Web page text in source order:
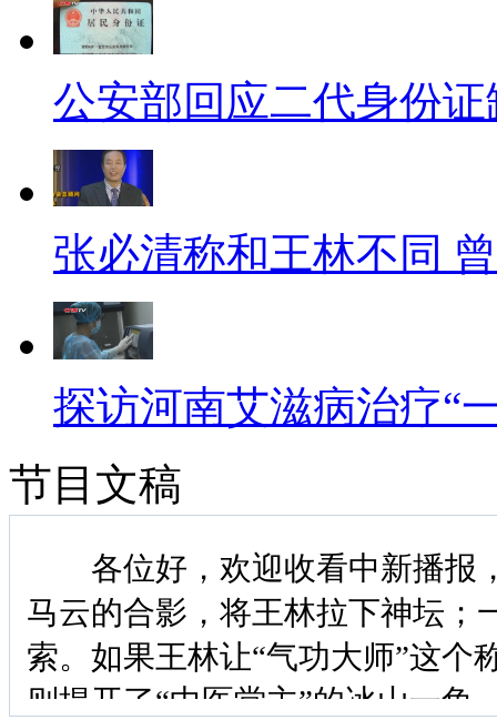
公安部回应二代身份
张必清称和王林不同
探访河南艾滋病治疗“
节目文稿
各位好，欢迎收看中新播报
马云的合影，将王林拉下神坛；
索。如果王林让“气功大师”这个
则揭开了“中医堂主”的冰山一角